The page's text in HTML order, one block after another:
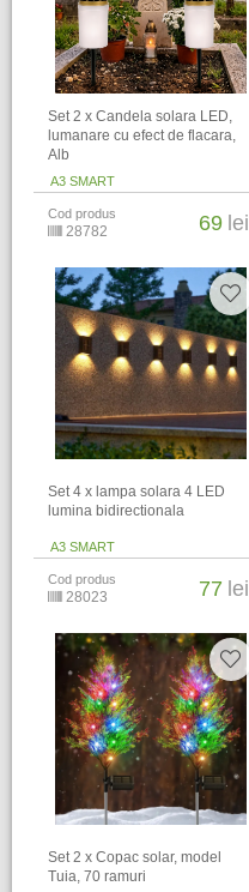
Set 2 x Candela solara LED,
lumanare cu efect de flacara,
Alb
A3 SMART
Cod produs
28782 69 lei
Set 4 x lampa solara 4 LED
lumina bidirectionala
A3 SMART
Cod produs
28023 77 lei
Set 2 x Copac solar, model
Tuia, 70 ramuri